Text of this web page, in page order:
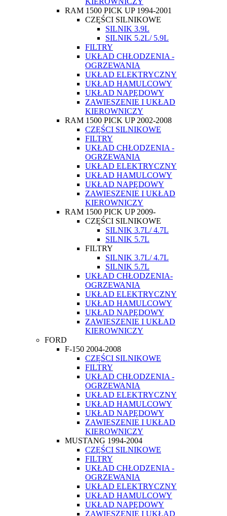
RAM 1500 PICK UP 1994-2001
CZĘŚCI SILNIKOWE
SILNIK 3.9L
SILNIK 5.2L/ 5.9L
FILTRY
UKŁAD CHŁODZENIA -
OGRZEWANIA
UKŁAD ELEKTRYCZNY
UKŁAD HAMULCOWY
UKŁAD NAPĘDOWY
ZAWIESZENIE I UKŁAD
KIEROWNICZY
RAM 1500 PICK UP 2002-2008
CZĘŚCI SILNIKOWE
FILTRY
UKŁAD CHŁODZENIA -
OGRZEWANIA
UKŁAD ELEKTRYCZNY
UKŁAD HAMULCOWY
UKŁAD NAPĘDOWY
ZAWIESZENIE I UKŁAD
KIEROWNICZY
RAM 1500 PICK UP 2009-
CZĘŚCI SILNIKOWE
SILNIK 3.7L/ 4.7L
SILNIK 5.7L
FILTRY
SILNIK 3.7L/ 4.7L
SILNIK 5.7L
UKŁAD CHŁODZENIA-
OGRZEWANIA
UKŁAD ELEKTRYCZNY
UKŁAD HAMULCOWY
UKŁAD NAPĘDOWY
ZAWIESZENIE I UKŁAD
KIEROWNICZY
FORD
F-150 2004-2008
CZĘŚCI SILNIKOWE
FILTRY
UKŁAD CHŁODZENIA -
OGRZEWANIA
UKŁAD ELEKTRYCZNY
UKŁAD HAMULCOWY
UKŁAD NAPĘDOWY
ZAWIESZENIE I UKŁAD
KIEROWNICZY
MUSTANG 1994-2004
CZĘŚCI SILNIKOWE
FILTRY
UKŁAD CHŁODZENIA -
OGRZEWANIA
UKŁAD ELEKTRYCZNY
UKŁAD HAMULCOWY
UKŁAD NAPĘDOWY
ZAWIESZENIE I UKŁAD